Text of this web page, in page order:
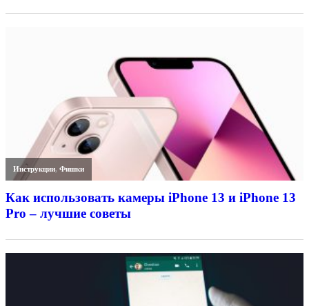
Инструкции,Фишки
Как использовать камеры iPhone 13 и iPhone 13
Pro – лучшие советы